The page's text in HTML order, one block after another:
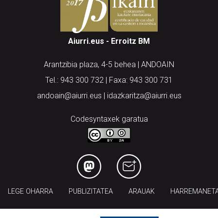
Aiurri.eus - Erroitz BM
Arantzibia plaza, 4-5 behea | ANDOAIN
Tel.: 943 300 732 | Faxa: 943 300 731
andoain@aiurri.eus | idazkaritza@aiurri.eus
Codesyntaxek garatua
LEGE OHARRA PUBLIZITATEA ARAUAK